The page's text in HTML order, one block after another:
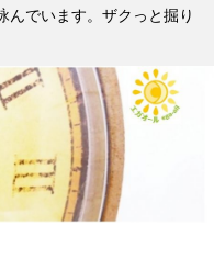
んでいます。ザクっと掘り